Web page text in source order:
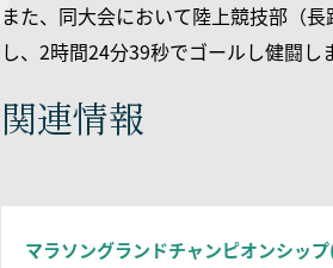
また、同大会において陸上競技部（
し、2時間24分39秒でゴールし健闘し
関連情報
マラソングランドチャンピオンシ